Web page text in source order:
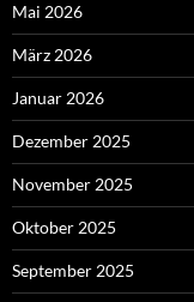
Mai 2026
März 2026
Januar 2026
Dezember 2025
November 2025
Oktober 2025
September 2025